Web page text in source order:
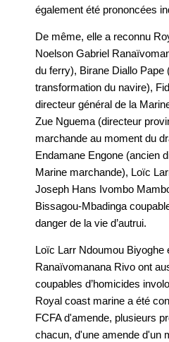
également été prononcées
De même, elle a reconnu
Noelson Gabriel
du ferry), Birane Diallo Pape
transformation du navire),
directeur général de la
Zue Nguema (directeur
marchande au moment du
Endamane Engone (ancien
Marine marchande), Loïc
Joseph Hans Ivombo
Bissagou-Mbadinga
danger de la vie d’autrui.
Loïc Larr Ndoumou Biyoghe
Ranaïvomanana Rivo ont
coupables d’homicides
Royal coast marine a été
FCFA d'amende, plusieurs
chacun, d'une amende d'un